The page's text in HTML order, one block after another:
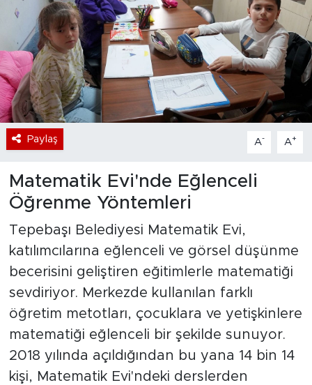
Paylaş A- A+
Matematik Evi'nde Eğlenceli
Öğrenme Yöntemleri
Tepebaşı Belediyesi Matematik Evi,
katılımcılarına eğlenceli ve görsel düşünme
becerisini geliştiren eğitimlerle matematiği
sevdiriyor. Merkezde kullanılan farklı
öğretim metotları, çocuklara ve yetişkinlere
matematiği eğlenceli bir şekilde sunuyor.
2018 yılında açıldığından bu yana 14 bin 14
kişi, Matematik Evi'ndeki derslerden
Sektör